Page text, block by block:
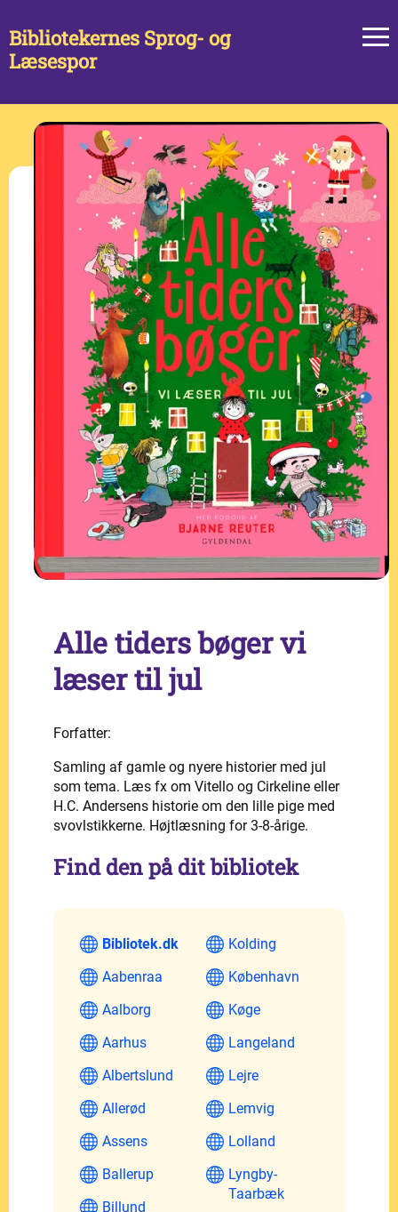
Bibliotekernes Sprog- og
Læsespor
Alle tiders bøger vi
læser til jul
Forfatter:
Samling af gamle og nyere historier med jul
som tema. Læs fx om Vitello og Cirkeline eller
H.C. Andersens historie om den lille pige med
svovlstikkerne. Højtlæsning for 3-8-årige.
Find den på dit bibliotek
Bibliotek.dk
Aabenraa
Aalborg
Aarhus
Albertslund
Allerød
Assens
Ballerup
Billund
Kolding
København
Køge
Langeland
Lejre
Lemvig
Lolland
Lyngby-
Taarbæk